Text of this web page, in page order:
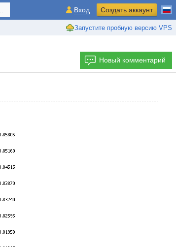
Запустите пробную версию VPS
Вход Создать аккаунт
Новый комментарий